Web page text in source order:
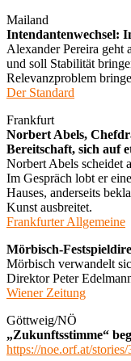
Mailand
Intendantenwechsel:
Alexander Pereira geht
und soll Stabilität
Relevanzproblem
Der Standard
Frankfurt
Norbert Abels,
Bereitschaft, sich auf
Norbert Abels scheidet
Im Gespräch lobt er
Hauses, anderseits
Kunst ausbreitet.
Frankfurter Allgemeine
Mörbisch-
Mörbisch verwandelt
Direktor Peter
Wiener Zeitung
Göttweig/NÖ
„Zukunftsstimme“
https://noe.orf.at/